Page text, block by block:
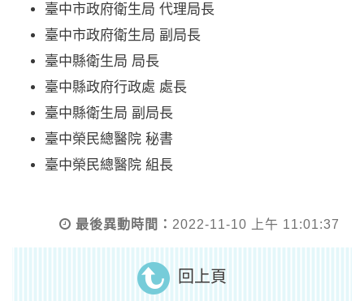
臺中市政府衛生局 代理局長
臺中市政府衛生局 副局長
臺中縣衛生局 局長
臺中縣政府行政處 處長
臺中縣衛生局 副局長
臺中榮民總醫院 秘書
臺中榮民總醫院 組長
最後異動時間： 2022-11-10 上午 11:01:37
回上頁